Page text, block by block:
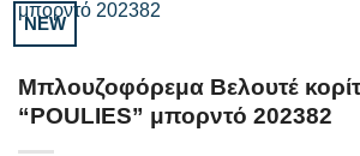
NEW
Μπλουζοφόρεμα Βελουτέ
“POULIES” μπορντό 202382